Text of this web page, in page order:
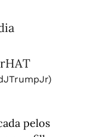
pelos